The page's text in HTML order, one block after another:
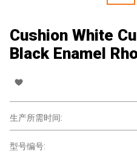
Cushion White
Black Enamel
生产所需时间:
型号编号: